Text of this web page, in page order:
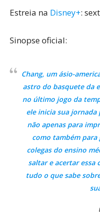
Estreia na Disney+:
Sinopse oficial:
Chang, um ásio-
astro do basquete da
no último jogo da
ele inicia sua jornada
não apenas para
como também para
colegas do ensino
saltar e acertar essa
tudo o que sabe